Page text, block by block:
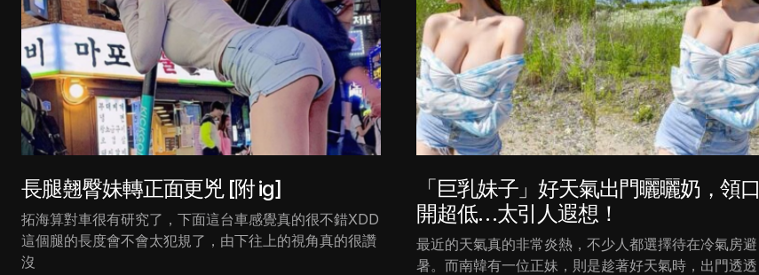
長腿翹臀妹轉正面更兇 [附 ig]
拓海算對車很有研究了，下面這台車感覺真的很不錯XDD
這個腿的長度會不會太犯規了，由下往上的視角真的很讚
沒
「巨乳妹子」好天氣出門曬曬奶，領口
開超低…太引人遐想！
最近的天氣真的非常炎熱，不少人都選擇待在冷氣房避
暑。而南韓有一位正妹，則是趁著好天氣時，出門透透